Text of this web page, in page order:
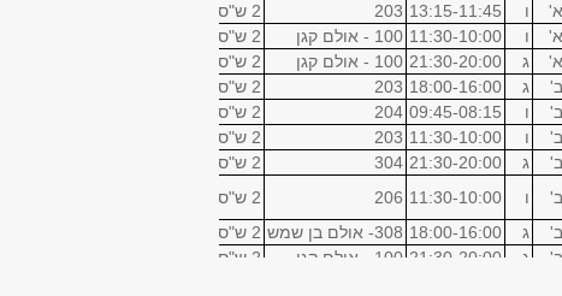
א' ו 13:15-11:45
203 2 ש"ס
א' ו 11:30-10:00 100 - אולם קגן 2 ש"ס
א' ג 21:30-20:00 100 - אולם קגן 2 ש"ס
ב' ג 18:00-16:00
203 2 ש"ס
ב' ו 09:45-08:15
204 2 ש"ס
ב' ו 11:30-10:00
203 2 ש"ס
ב' ג 21:30-20:00
304 2 ש"ס
ב' ו 11:30-10:00
206 2 ש"ס
ב' ג 18:00-16:00 308- אולם בן שמש 2 ש"ס
ב' ג 21:30-20:00 100 - אולם קגן 2 ש"ס